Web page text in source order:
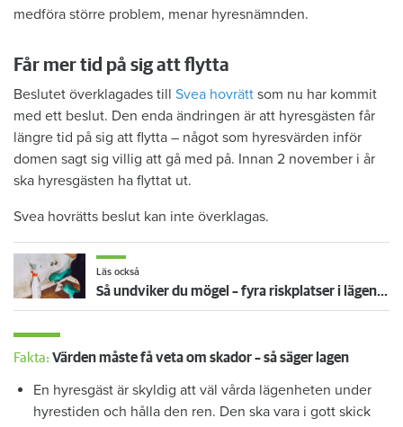
medföra större problem, menar hyresnämnden.
Får mer tid på sig att flytta
Beslutet överklagades till Svea hovrätt som nu har kommit
med ett beslut. Den enda ändringen är att hyresgästen får
längre tid på sig att flytta – något som hyresvärden inför
domen sagt sig villig att gå med på. Innan 2 november i år
ska hyresgästen ha flyttat ut.
Svea hovrätts beslut kan inte överklagas.
Läs också
Så undviker du mögel – fyra riskplatser i lägenheten: ”Måste städa bort”
Fakta: Värden måste få veta om skador – så säger lagen
En hyresgäst är skyldig att väl vårda lägenheten under
hyrestiden och hålla den ren. Den ska vara i gott skick